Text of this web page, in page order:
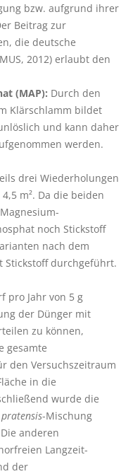
bzw. aufgrund ihrer
Beitrag zur
die deutsche
2012) erlaubt den
(MAP): Durch den
Klärschlamm bildet
und kann daher
werden.
drei Wiederholungen
m². Da die beiden
noch Stickstoff
nach dem
Stickstoff durchgeführt.
pro Jahr von 5 g
der Dünger mit
zu können,
gesamte
den Versuchszeitraum
in die
wurde die
-Mischung
anderen
Langzeit­
der